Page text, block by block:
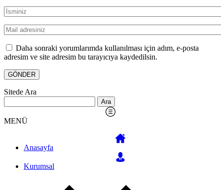
Daha sonraki yorumlarımda kullanılması için adım, e-posta
adresim ve site adresim bu tarayıcıya kaydedilsin.
Sitede Ara
MENÜ
Anasayfa
Kurumsal